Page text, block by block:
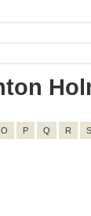
O P Q R S